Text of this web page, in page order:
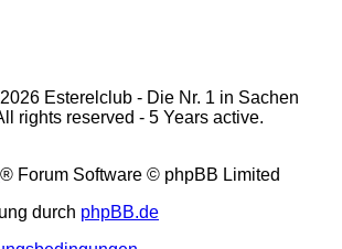
Esterelclub - Die Nr. 1 in Sachen
rights reserved - 5 Years active.
® Forum Software © phpBB Limited
durch phpBB.de